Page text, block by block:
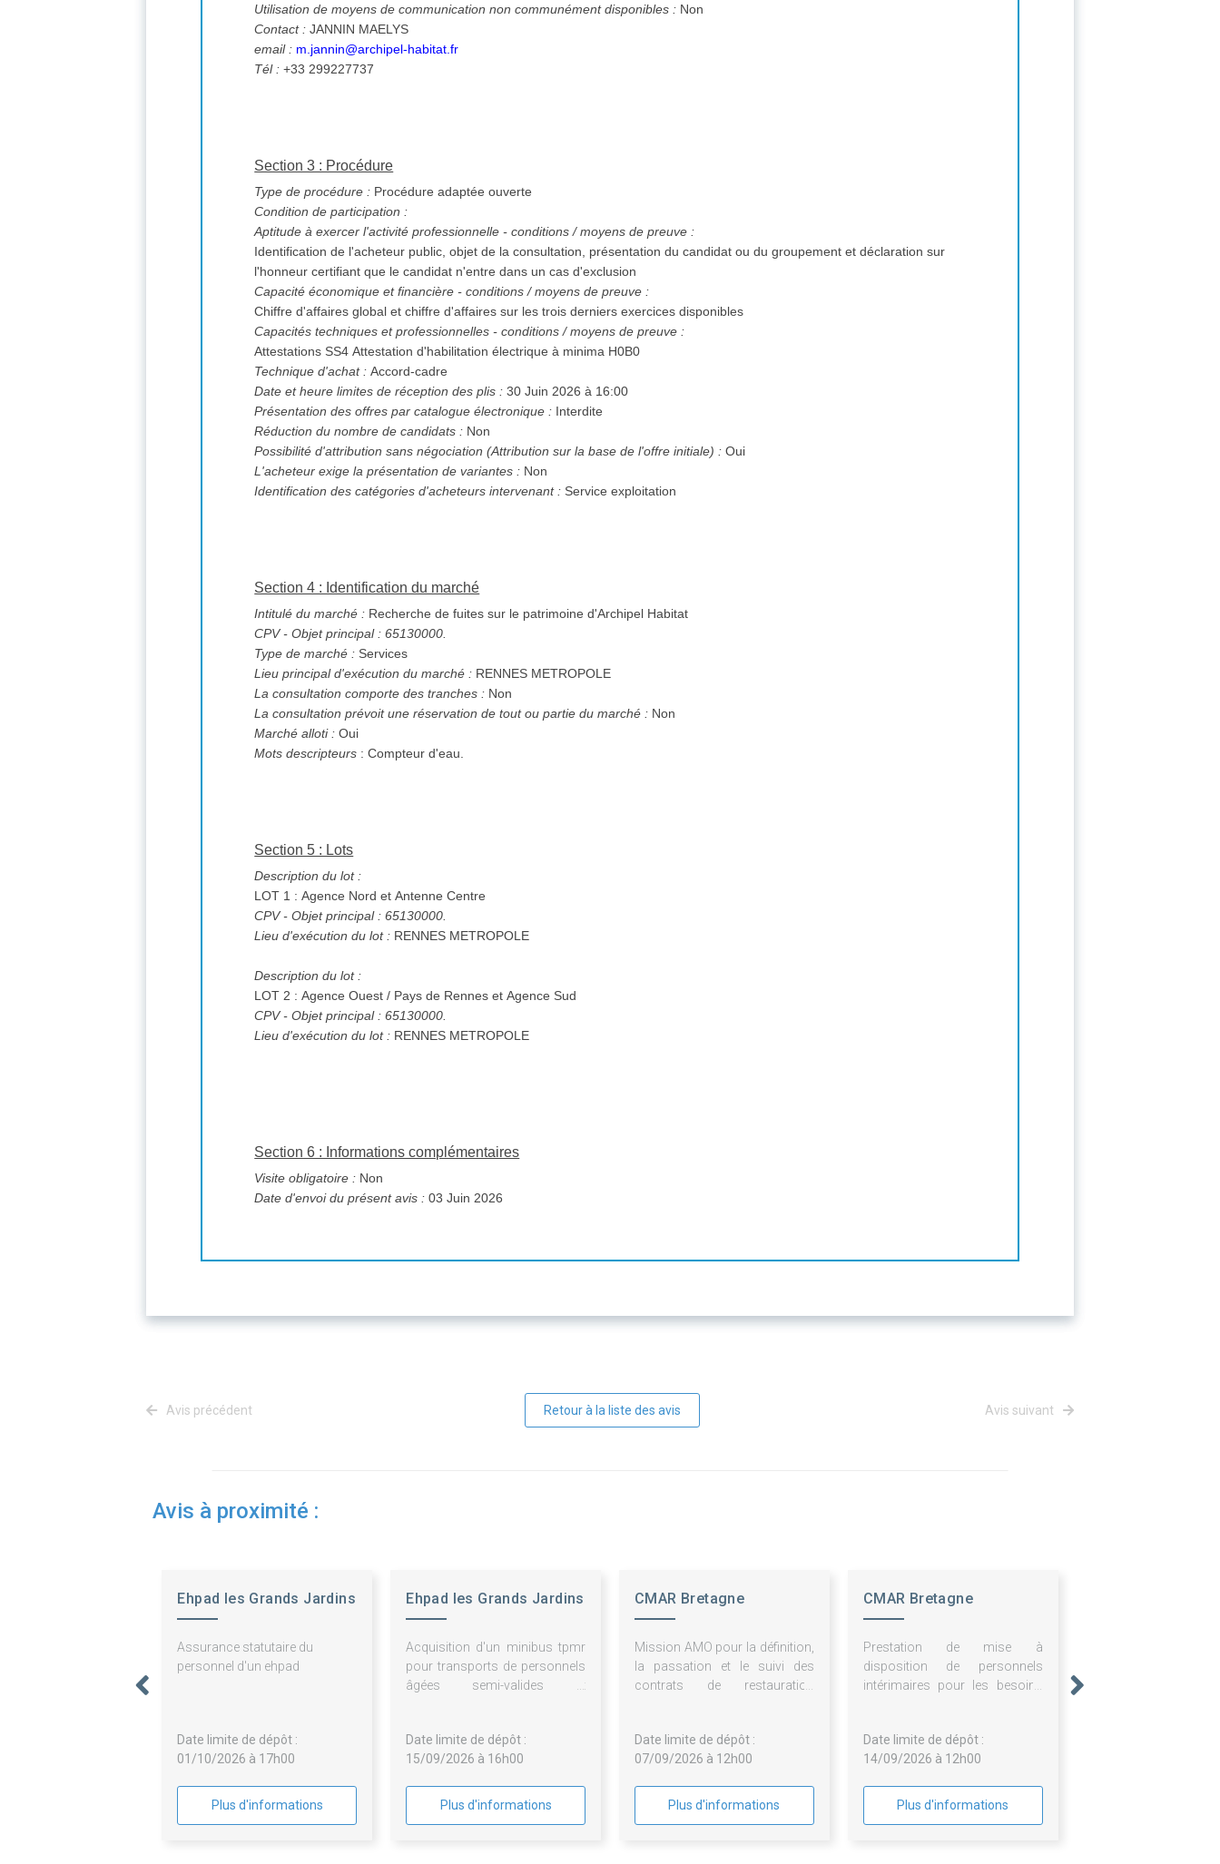
Utilisation de moyens de communication non communément disponibles : Non
Contact : JANNIN MAELYS
email : m.jannin@archipel-habitat.fr
Tél : +33 299227737
Section 3 : Procédure
Type de procédure : Procédure adaptée ouverte
Condition de participation :
Aptitude à exercer l'activité professionnelle - conditions / moyens de preuve :
Identification de l'acheteur public, objet de la consultation, présentation du candidat ou du groupement et déclaration sur
l'honneur certifiant que le candidat n'entre dans un cas d'exclusion
Capacité économique et financière - conditions / moyens de preuve :
Chiffre d'affaires global et chiffre d'affaires sur les trois derniers exercices disponibles
Capacités techniques et professionnelles - conditions / moyens de preuve :
Attestations SS4 Attestation d'habilitation électrique à minima H0B0
Technique d'achat : Accord-cadre
Date et heure limites de réception des plis : 30 Juin 2026 à 16:00
Présentation des offres par catalogue électronique : Interdite
Réduction du nombre de candidats : Non
Possibilité d'attribution sans négociation (Attribution sur la base de l'offre initiale) : Oui
L'acheteur exige la présentation de variantes : Non
Identification des catégories d'acheteurs intervenant : Service exploitation
Section 4 : Identification du marché
Intitulé du marché : Recherche de fuites sur le patrimoine d'Archipel Habitat
CPV- Objet principal : 65130000.
Type de marché : Services
Lieu principal d'exécution du marché : RENNES METROPOLE
La consultation comporte des tranches : Non
La consultation prévoit une réservation de tout ou partie du marché : Non
Marché alloti : Oui
Mots descripteurs : Compteur d'eau.
Section 5 : Lots
Description du lot :
LOT 1 : Agence Nord et Antenne Centre
CPV- Objet principal : 65130000.
Lieu d'exécution du lot : RENNES METROPOLE
Description du lot :
LOT 2 : Agence Ouest / Pays de Rennes et Agence Sud
CPV- Objet principal : 65130000.
Lieu d'exécution du lot : RENNES METROPOLE
Section 6 : Informations complémentaires
Visite obligatoire : Non
Date d'envoi du présent avis : 03 Juin 2026
Avis précédent Retour à la liste des avis Avis suivant
Avis à proximité :
Ehpad les Grands Jardins
Assurance statutaire du
personnel d'un ehpad
Date limite de dépôt :
01/10/2026 à 17h00
Plus d'informations
Ehpad les Grands Jardins
Acquisition d'un minibus tpmr
pour transports de personnels
âgées semi-valides et
Date limite de dépôt :
15/09/2026 à 16h00
Plus d'informations
CMAR Bretagne
Mission AMO pour la définition,
la passation et le suivi des
contrats de restauration
Date limite de dépôt :
07/09/2026 à 12h00
Plus d'informations
CMAR Bretagne
Prestation de mise à
disposition de personnels
intérimaires pour les besoins
Date limite de dépôt :
14/09/2026 à 12h00
Plus d'informations